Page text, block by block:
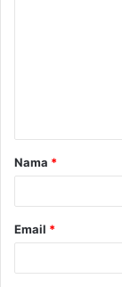
Nama *
Email *